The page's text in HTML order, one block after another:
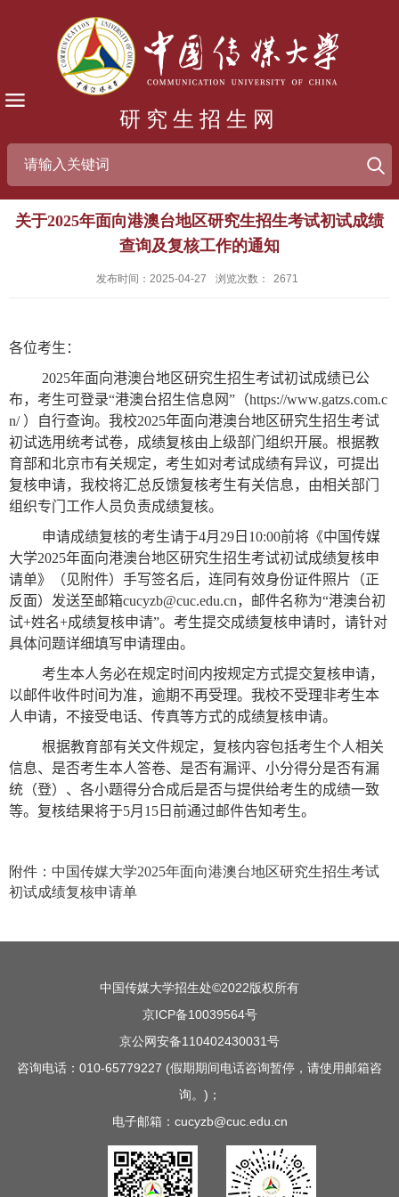
研究生招生网
关于2025年面向港澳台地区研究生招生考试初试成绩
查询及复核工作的通知
发布时间：2025-04-27 浏览次数： 2671
各位考生：
2025年面向港澳台地区研究生招生考试初试成绩已公
布，考生可登录“港澳台招生信息网”（https://www.gatzs.com.c
n/ ）自行查询。我校2025年面向港澳台地区研究生招生考试
初试选用统考试卷，成绩复核由上级部门组织开展。根据教
育部和北京市有关规定，考生如对考试成绩有异议，可提出
复核申请，我校将汇总反馈复核考生有关信息，由相关部门
组织专门工作人员负责成绩复核。
申请成绩复核的考生请于4月 29 日 10:00前将《中国传媒
大学2025年面向港澳台地区研究生招生考试初试成绩复核申
请单》（见附件）手写签名后，连同有效身份证件照片（正
反面）发送至邮箱cucyzb@cuc.edu.cn，邮件名称为“港澳台初
试+姓名+成绩复核申请”。考生提交成绩复核申请时，请针对
具体问题详细填写申请理由。
考生本人务必在规定时间内按规定方式提交复核申请，
以邮件收件时间为准，逾期不再受理。我校不受理非考生本
人申请，不接受电话、传真等方式的成绩复核申请。
根据教育部有关文件规定，复核内容包括考生个人相关
信息、是否考生本人答卷、是否有漏评、小分得分是否有漏
统（登）、各小题得分合成后是否与提供给考生的成绩一致
等。复核结果将于5月 15 日前通过邮件告知考生。
附件：中国传媒大学2025年面向港澳台地区研究生招生考试
初试成绩复核申请单
中国传媒大学招生处©2022版权所有
京ICP备10039564号
京公网安备110402430031号
咨询电话：010-65779227 (假期期间电话咨询暂停，请使用邮箱咨
询。)；
电子邮箱：cucyzb@cuc.edu.cn